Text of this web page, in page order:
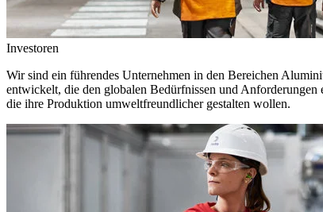
Investoren
Wir sind ein führendes Unternehmen in den Bereichen
entwickelt, die den globalen Bedürfnissen und
die ihre Produktion umweltfreundlicher gestalten wollen.